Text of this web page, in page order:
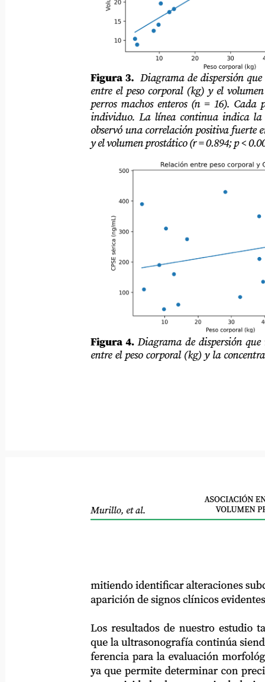
Figura 4.
Diagrama de dispersión que
entre el peso corporal (kg) y la concentración
Figura 3.
Diagrama de dispersión que
entre el peso corporal (kg) y el volumen
perros machos enteros (n = 16). Cada punto
individuo. La línea continua indica la
observó una correlación positiva fuerte entre
y el volumen prostático (r = 0.894; p < 0.001).
ASOCIACIÓN
VOLUMEN
Murillo, et al.
mitiendo identificar alteraciones
aparición de signos clínicos evidentes[17,
Los resultados de nuestro estudio
que la ultrasonografía continúa siendo el
ferencia para la evaluación morfológica
ya que permite determinar con